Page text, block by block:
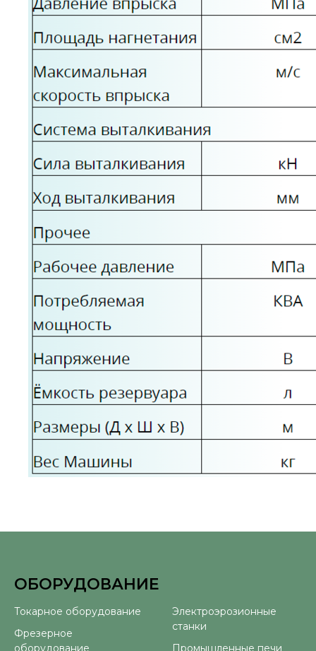
ОБОРУДОВАНИЕ
Токарное оборудование
Фрезерное
оборудование
Электроэрозионные
станки
Промышленные печи